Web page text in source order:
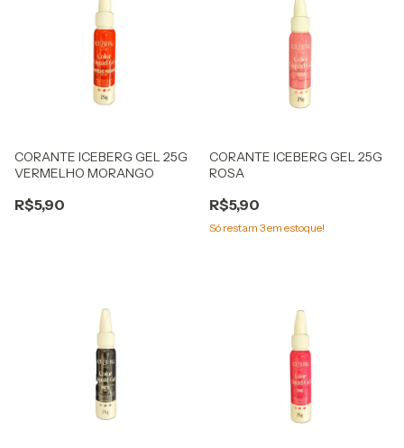
CORANTE ICEBERG GEL 25G
VERMELHO MORANGO
R$5,90
CORANTE ICEBERG GEL 25G
ROSA
R$5,90
Só restam 3em estoque!